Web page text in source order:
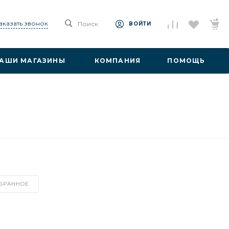
звонок Поиск ВОЙТИ
МАГАЗИНЫ КОМПАНИЯ ПОМОЩЬ